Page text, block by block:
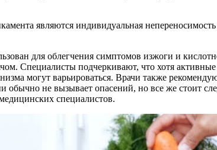
являются индивидуальная непереносимость
для облегчения симптомов изжоги и
Специалисты подчеркивают, что хотя
могут варьироваться. Врачи также
обычно не вызывает опасений, но все же стоит
специалистов.